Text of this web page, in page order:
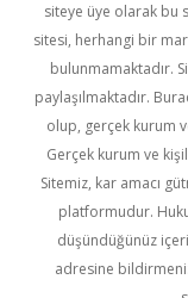
siteye üye olarak bu
sitesi, herhangi bir
bulunmamaktadır.
paylaşılmaktadır.
olup, gerçek kurum
Gerçek kurum ve
Sitemiz, kar amacı
platformudur.
düşündüğünüz
adresine